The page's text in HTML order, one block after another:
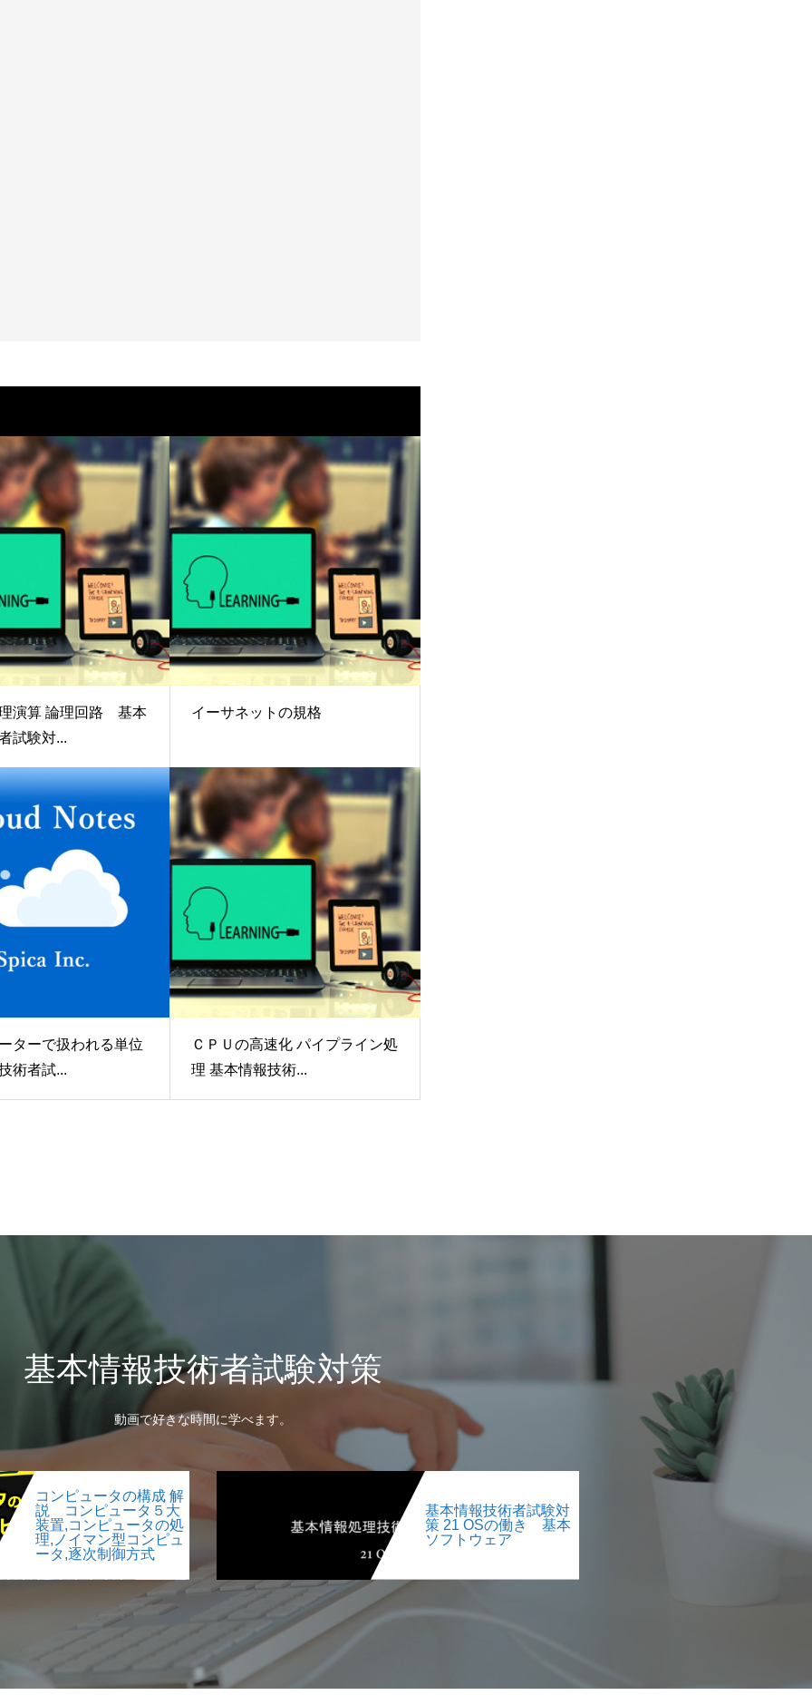
演算 論理回路 基本
試験対...
イーサネットの規格
ターで扱われる単位
術者試...
ＣＰＵの高速化 パイプライン処
理 基本情報技術...
基本情報技術者試験対策
動画で好きな時間に学べます。
コンピュータの構成 解
説 コンピュータ５大
装置,コンピュータの処
理,ノイマン型コンピュ
ータ,逐次制御方式
基本情報技術者試験対
策 21 OSの働き 基本
ソフトウェア